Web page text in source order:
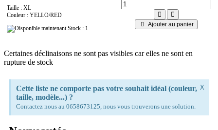
Taille : XL
Couleur : YELLO/RED
Stock : 1
Ajouter au panier
Certaines déclinaisons ne sont pas visibles car elles ne sont en
rupture de stock
Cette liste ne comporte pas votre souhait idéal (couleur,
taille, modèle...) ?
Contactez nous au 0658673125, nous vous trouverons une solution.
X